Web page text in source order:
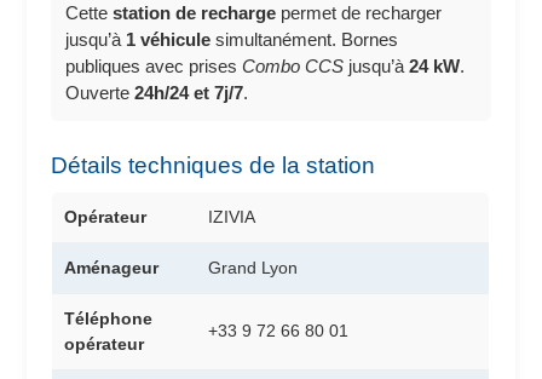
Cettestation de recharge permet de recharger
jusqu’à 1 véhicule simultanément. Bornes
publiques avec prisesCombo CCS jusqu’à24 kW.
Ouverte24h/24 et 7j/7.
Détails techniques de la station
Opérateur IZIVIA
Aménageur Grand Lyon
Téléphone
opérateur
+33 9 72 66 80 01